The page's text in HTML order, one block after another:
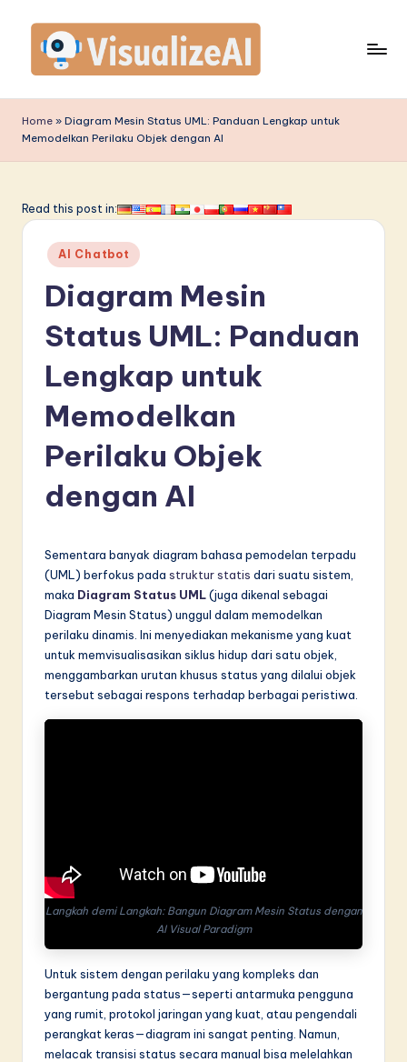
content
is
u
li
A
L
A
o
Home » Diagram Mesin Status UML: Panduan Lengkap untuk
Memodelkan Perilaku Objek dengan AI
Read this post in:
Posted
in
AI Chatbot
Diagram Mesin
Status UML: Panduan
Lengkap untuk
Memodelkan
Perilaku Objek
dengan AI
Sementara banyak diagram bahasa pemodelan terpadu
(UML) berfokus pada struktur statis dari suatu sistem,
maka Diagram Status UML(juga dikenal sebagai
Diagram Mesin Status) unggul dalam memodelkan
perilaku dinamis. Ini menyediakan mekanisme yang kuat
untuk memvisualisasikan siklus hidup dari satu objek,
menggambarkan urutan khusus status yang dilalui objek
tersebut sebagai respons terhadap berbagai peristiwa.
Langkah demi Langkah: Bangun Diagram Mesin Status dengan
AI Visual Paradigm
Untuk sistem dengan perilaku yang kompleks dan
bergantung pada status—seperti antarmuka pengguna
yang rumit, protokol jaringan yang kuat, atau pengendali
perangkat keras—diagram ini sangat penting. Namun,
melacak transisi status secara manual bisa melelahkan